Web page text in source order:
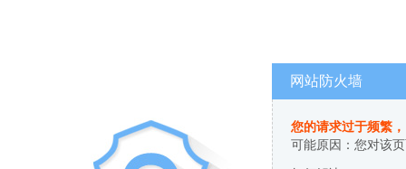
网站防火墙
您的请求过于频繁
可能原因：您对该